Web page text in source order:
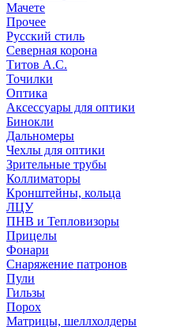
Мачете
Прочее
Русский стиль
Северная корона
Титов А.С.
Точилки
Оптика
Аксессуары для оптики
Бинокли
Дальномеры
Чехлы для оптики
Зрительные трубы
Коллиматоры
Кронштейны, кольца
ЛЦУ
ПНВ и Тепловизоры
Прицелы
Фонари
Снаряжение патронов
Пули
Гильзы
Порох
Матрицы, шеллхолдеры